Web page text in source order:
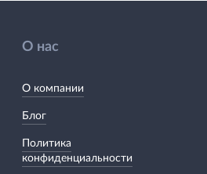
О нас
О компании
Блог
Политика
конфиденциальности